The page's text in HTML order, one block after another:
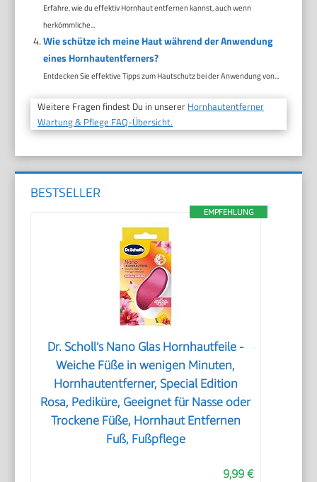
Erfahre, wie du effektiv Hornhaut entfernen kannst, auch wenn
herkömmliche...
Wie schütze ich meine Haut während der Anwendung
eines Hornhautentferners?
Entdecken Sie effektive Tipps zum Hautschutz bei der Anwendung von...
Weitere Fragen findest Du in unserer Hornhautentferner
Wartung & Pflege FAQ-Übersicht.
BESTSELLER
EMPFEHLUNG
Dr. Scholl’s Nano Glas Hornhautfeile -
Weiche Füße in wenigen Minuten,
Hornhautentferner, Special Edition
Rosa, Pediküre, Geeignet für Nasse oder
Trockene Füße, Hornhaut Entfernen
Fuß, Fußpflege
9,99 €